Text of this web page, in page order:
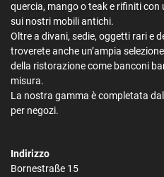
quercia, mango o teak e rifiniti
sui nostri mobili antichi.
Oltre a divani, sedie, oggetti rari e
troverete anche un’ampia
della ristorazione come banconi
misura.
La nostra gamma è completata
per negozi.
Indirizzo
Bornestraße 15